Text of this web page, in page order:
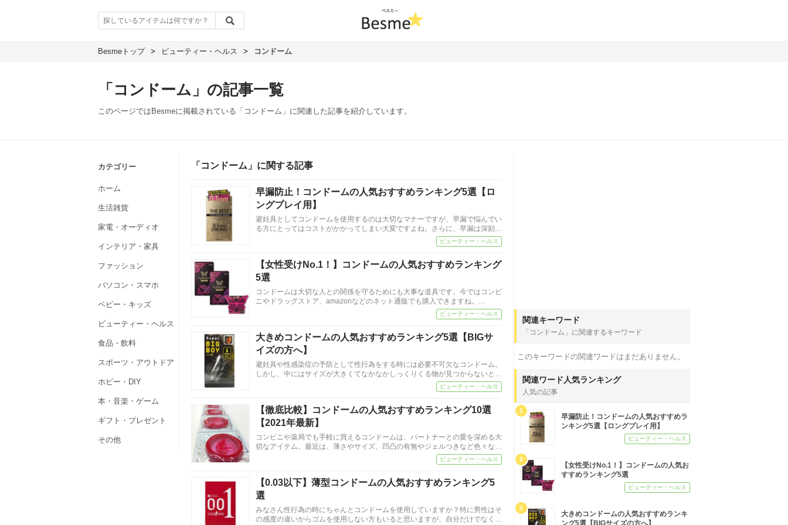
Besmeトップ > ビューティー・ヘルス > コンドーム
「コンドーム」の記事一覧
このページではBesmeに掲載されている「コンドーム」に関連した記事を紹介しています。
「コンドーム」に関する記事
早漏防止！コンドームの人気おすすめランキング5選【ロ
ングプレイ用】
避妊具としてコンドームを使用するのは大切なマナーですが、早漏で悩んでい
る方にとってはコストがかかってしまい大変ですよね。さらに、早漏は深刻…
ビューティー・ヘルス
【女性受けNo.1！】コンドームの人気おすすめランキング
5選
コンドームは大切な人との関係を守るためにも大事な道具です。今ではコンビ
ニやドラッグストア、amazonなどのネット通販でも購入できますね。…
ビューティー・ヘルス
大きめコンドームの人気おすすめランキング5選【BIGサ
イズの方へ】
避妊具や性感染症の予防として性行為をする時には必要不可欠なコンドーム。
しかし、中にはサイズが大きくてなかなかしっくりくる物が見つからないと…
ビューティー・ヘルス
【徹底比較】コンドームの人気おすすめランキング10選
【2021年最新】
コンビニや薬局でも手軽に買えるコンドームは、パートナーとの愛を深める大
切なアイテム。最近は、薄さやサイズ、凹凸の有無やジェルつきなど色々な…
ビューティー・ヘルス
【0.03以下】薄型コンドームの人気おすすめランキング5
選
みなさん性行為の時にちゃんとコンドームを使用していますか？特に男性はそ
の感度の違いからゴムを使用しない方もいると思いますが、自分だけでなく…
カテゴリー
ホーム
生活雑貨
家電・オーディオ
インテリア・家具
ファッション
パソコン・スマホ
ベビー・キッズ
ビューティー・ヘルス
食品・飲料
スポーツ・アウトドア
ホビー・DIY
本・音楽・ゲーム
ギフト・プレゼント
その他
関連キーワード
「コンドーム」 に関連するキーワード
このキーワードの関連ワードはまだありません。
関連ワード人気ランキング
人気の記事
1
早漏防止！コンドームの人気おすすめラ
ンキング5選【ロングプレイ用】
ビューティー・ヘルス
2
【女性受けNo.1！】コンドームの人気お
すすめランキング5選
ビューティー・ヘルス
3
大きめコンドームの人気おすすめランキ
ング5選【BIGサイズの方へ】